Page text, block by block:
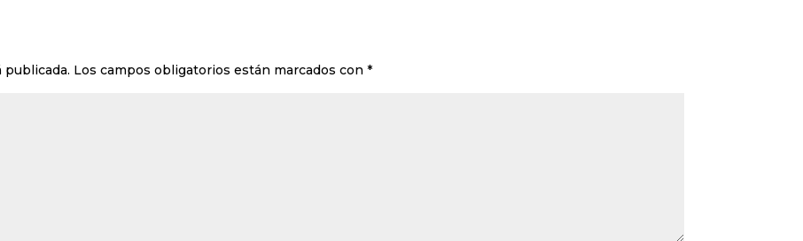
Los campos obligatorios están marcados con*